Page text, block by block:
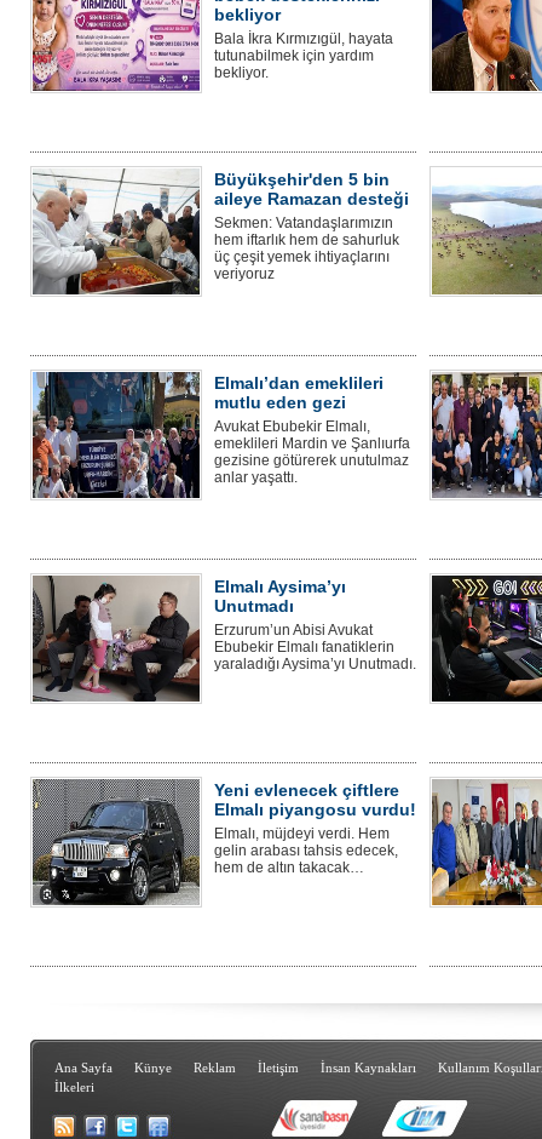
bekliyor
Bala İkra Kırmızıgül, hayata
tutunabilmek için yardım
bekliyor.
Büyükşehir'den 5 bin
aileye Ramazan desteği
Sekmen: Vatandaşlarımızın
hem iftarlık hem de sahurluk
üç çeşit yemek ihtiyaçlarını
veriyoruz
Elmalı’dan emeklileri
mutlu eden gezi
Avukat Ebubekir Elmalı,
emeklileri Mardin ve Şanlıurfa
gezisine götürerek unutulmaz
anlar yaşattı.
Elmalı Aysima’yı
Unutmadı
Erzurum’un Abisi Avukat
Ebubekir Elmalı fanatiklerin
yaraladığı Aysima’yı Unutmadı.
Yeni evlenecek çiftlere
Elmalı piyangosu vurdu!
Elmalı, müjdeyi verdi. Hem
gelin arabası tahsis edecek,
hem de altın takacak…
Ana Sayfa Künye Reklam İletişim İnsan Kaynakları
Kullanım
İlkeleri